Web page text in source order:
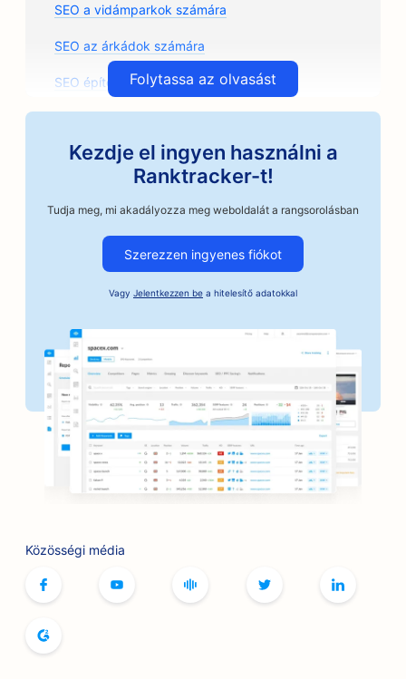
SEO a vidámparkok számára
SEO az árkádok számára
SEO építészeti irodák számára
SEO az autóalkatrész üzletek számára
SEO az autóipari vállalkozások számára
SEO az óvadéki szolgáltatások számára
SEO bankok számára
SEO pékségek számára
SEO a borbélyüzletek számára
SEO a BBQ Joints számára
SEO butikok számára
SEO a bowlingpályák számára
SEO a társasjáték kávézók számára
Folytassa az olvasást
Kezdje el ingyen használni a
Ranktracker-t!
Tudja meg, mi akadályozza meg weboldalát a rangsorolásban
Szerezzen ingyenes fiókot
Vagy Jelentkezzen be a hitelesítő adatokkal
Közösségi média